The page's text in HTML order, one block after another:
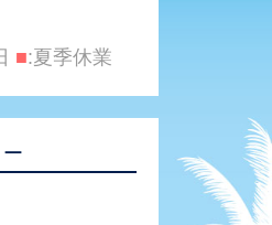
■:夏季休業